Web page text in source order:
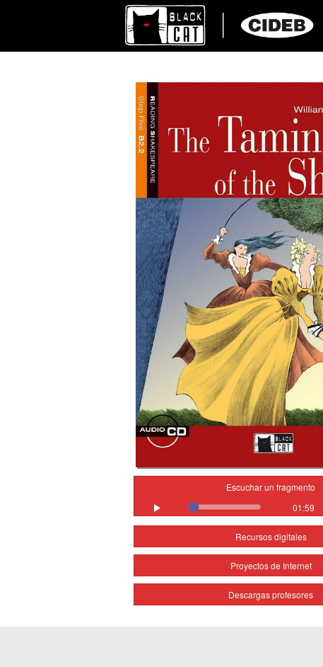
Escuchar un fragmento
01:59
Recursos digitales
Proyectos de Internet
Descargas profesores